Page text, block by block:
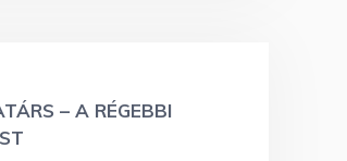
– A RÉGEBBI